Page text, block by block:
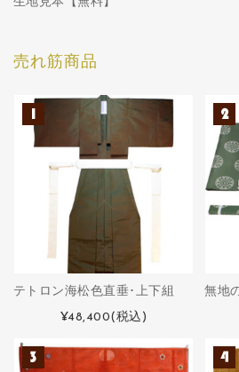
売れ筋商品
テトロン海松色直垂･上下組
¥48,400(税込)
無地